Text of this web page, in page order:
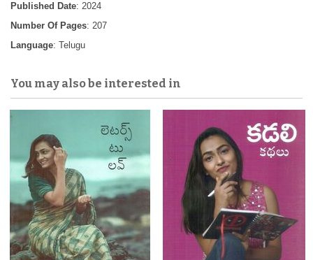
Published Date: 2024
Number Of Pages: 207
Language: Telugu
You may also be interested in